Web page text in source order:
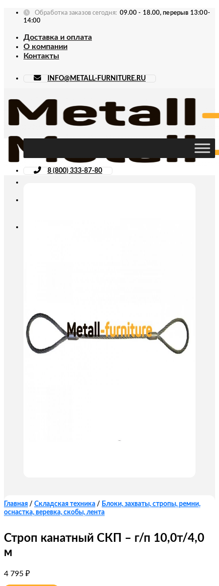
Skip
Обработка заказов сегодня: 09.00 - 18.00, перерыв 13:00-
14:00
Доставка и оплата
О компании
Контакты
INFO@METALL-FURNITURE.RU
8 (800) 333-87-80
Главная / Складская техника / Блоки, захваты, стропы, ремни,
оснастка, веревка, скобы, лента
Строп канатный СКП – г/п 10,0т/4,0
м
4 795 ₽